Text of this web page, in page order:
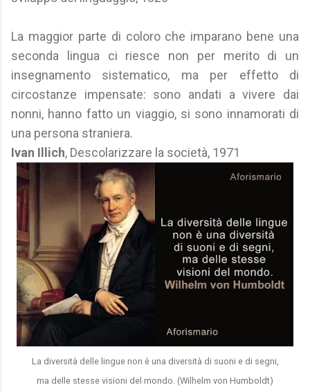
La maggior parte di coloro che imparano bene una
seconda lingua ci riesce non per merito di un
insegnamento sistematico, ma per effetto di
circostanze impensate: sono andati a vivere dai
nonni, hanno fatto un viaggio, si sono innamorati di
una persona straniera.
Ivan Illich, Descolarizzare la società, 1971
La diversità delle lingue non è una diversità di suoni e di segni,
ma delle stesse visioni del mondo. (Wilhelm von Humboldt)